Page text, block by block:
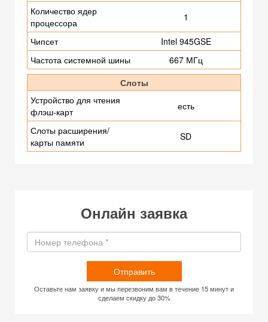
Количество ядер
процессора
1
Чипсет
Intel 945GSE
Частота системной шины
667 МГц
Слоты
Устройство для чтения
флэш-карт
есть
Слоты расширения/
карты памяти
SD
Онлайн заявка
Отправить
Оставьте нам заявку и мы перезвоним вам в течение 15 минут и
сделаем скидку до 30%